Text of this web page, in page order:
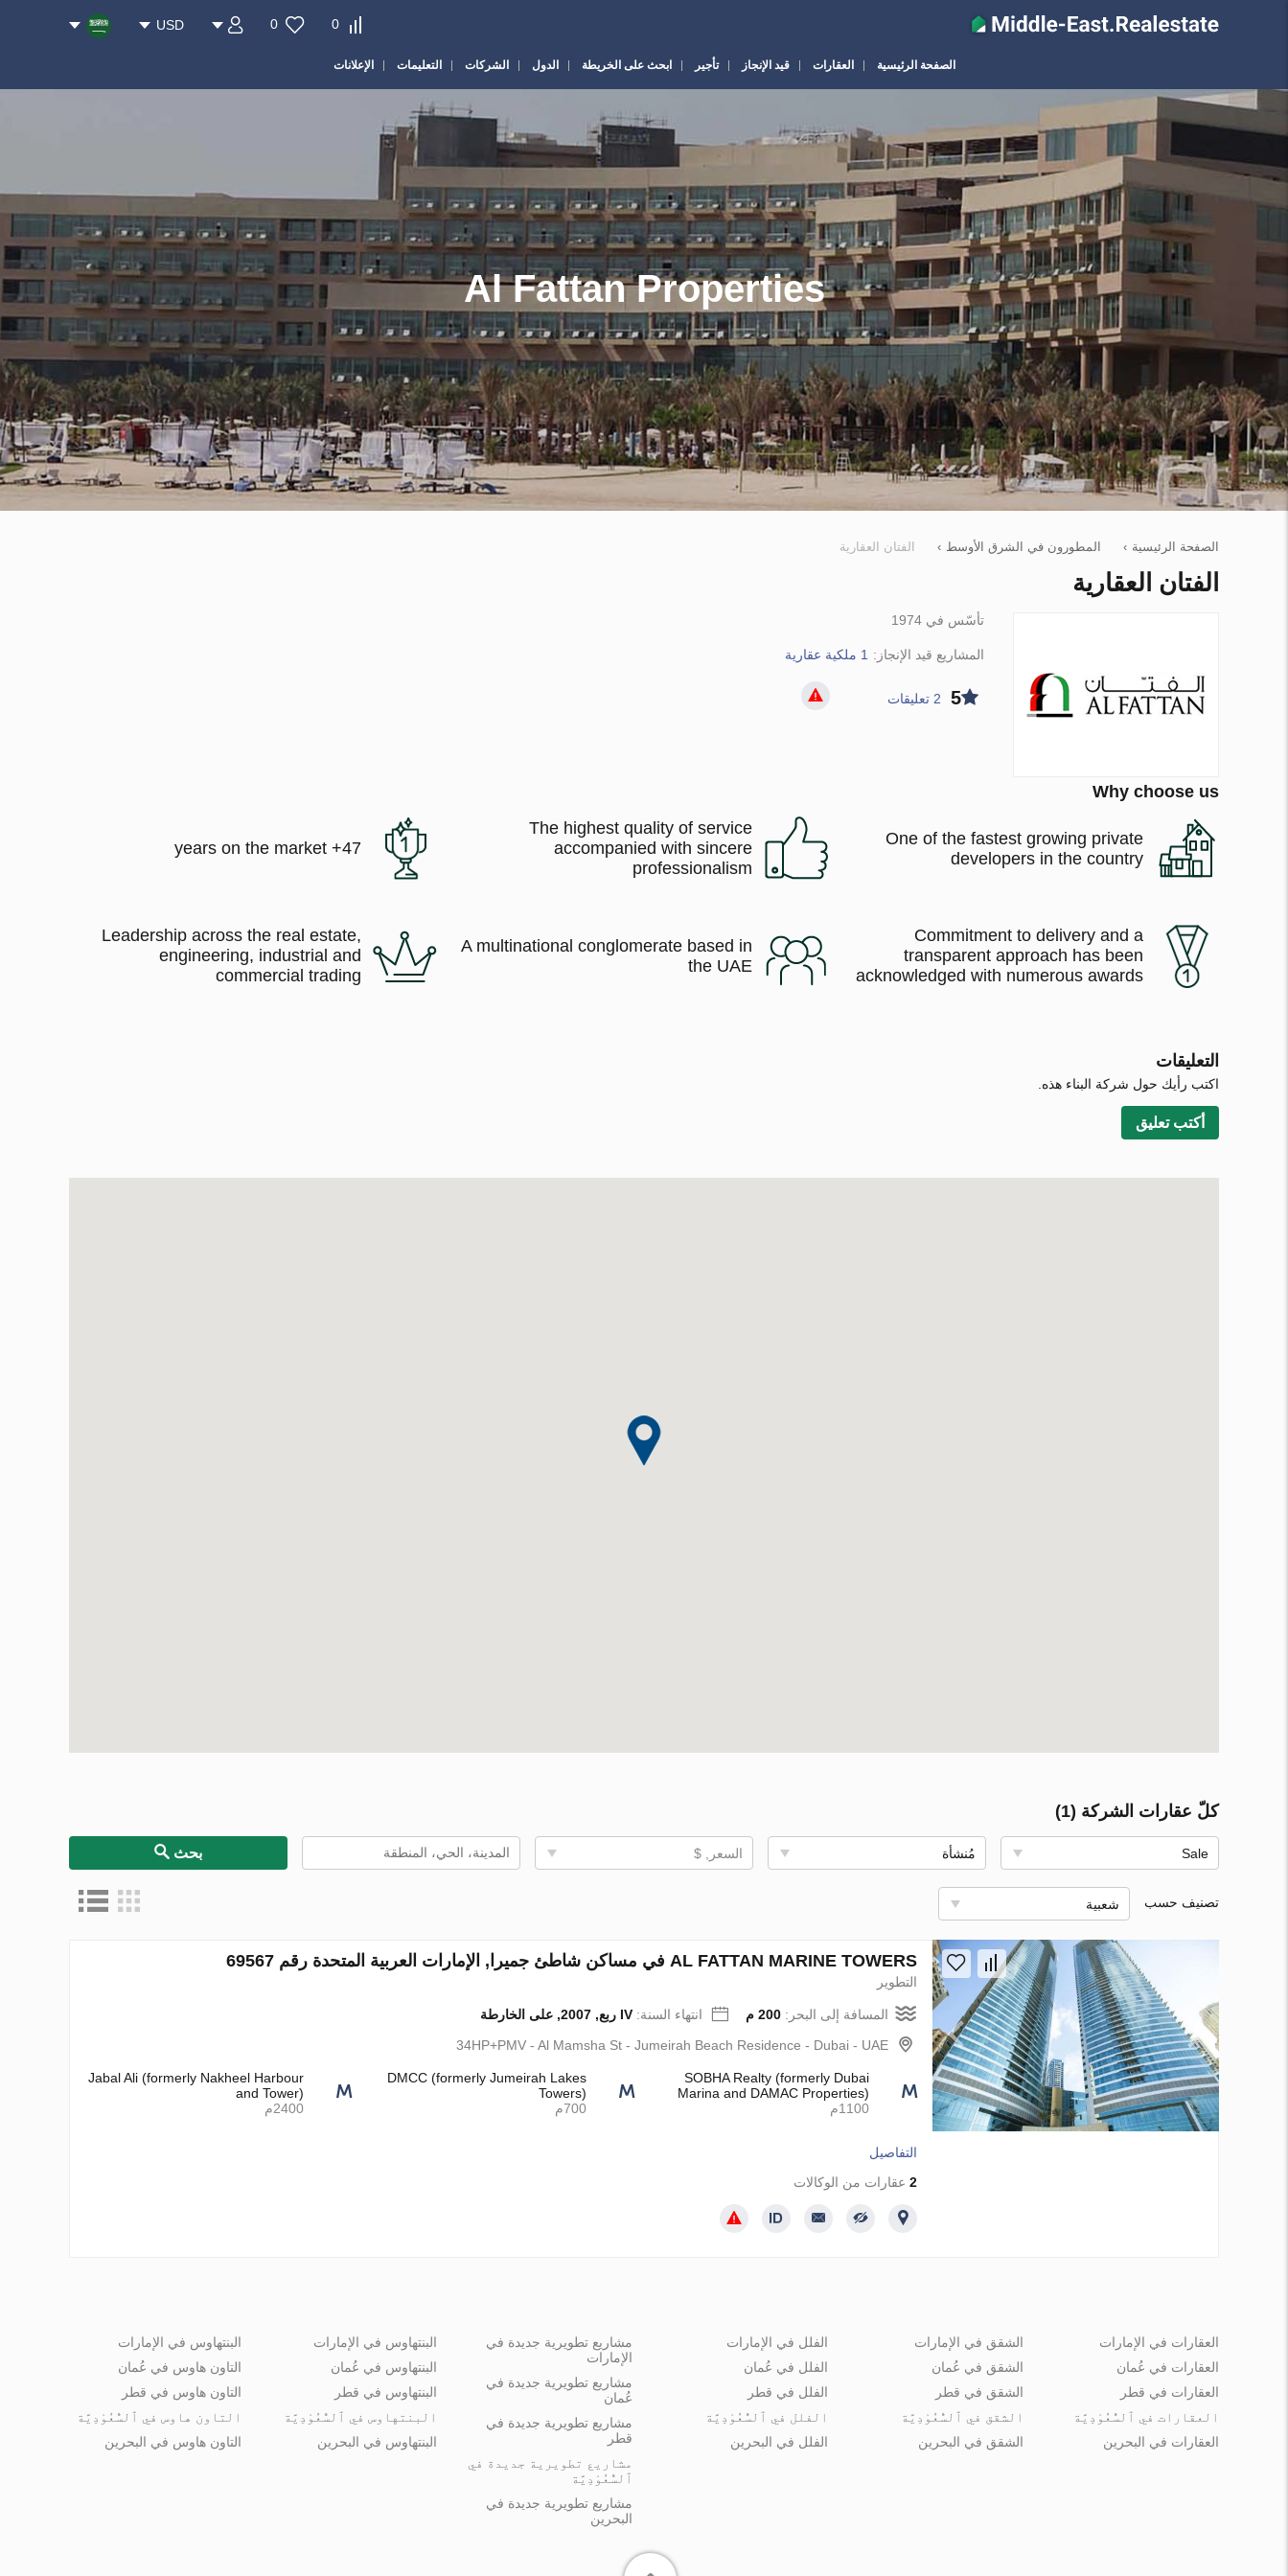
0
0
USD
الصفحة الرئيسية العقارات قيد الإنجاز تأجير ابحث على الخريطة الدول الشركات التعليمات الإعلانات
Al Fattan Properties
الصفحة الرئيسية › المطورون في الشرق الأوسط › الفتان العقارية
الفتان العقارية
تأسّس في 1974
المشاريع قيد الإنجاز: 1 ملكية عقارية
5 2 تعليقات
Why choose us
One of the fastest growing private
developers in the country
The highest quality of service
accompanied with sincere
professionalism
47+ years on the market
Commitment to delivery and a
transparent approach has been
acknowledged with numerous awards
A multinational conglomerate based in
the UAE
Leadership across the real estate,
engineering, industrial and
commercial trading
التعليقات
اكتب رأيك حول شركة البناء هذه.
أكتب تعليق
كلّ عقارات الشركة (1)
Sale مُنشأة السعر, $ بحث
تصنيف حسب شعبية
AL FATTAN MARINE TOWERS في مساكن شاطئ جميرا, الإمارات العربية المتحدة رقم 69567
التطوير
المسافة إلى البحر:200 م انتهاء السنة:IV ربع, 2007, على الخارطة
34HP+PMV - Al Mamsha St - Jumeirah Beach Residence - Dubai - UAE
SOBHA Realty (formerly Dubai
Marina and DAMAC Properties)
1100م
DMCC (formerly Jumeirah Lakes
Towers)
700م
Jabal Ali (formerly Nakheel Harbour
and Tower)
2400م
التفاصيل
2 عقارات من الوكالات
العقارات في الإمارات
العقارات في عُمان
العقارات في قطر
العقارات في ٱلسُّعُوْدِيَّة
العقارات في البحرين
الشقق في الإمارات
الشقق في عُمان
الشقق في قطر
الشقق في ٱلسُّعُوْدِيَّة
الشقق في البحرين
الفلل في الإمارات
الفلل في عُمان
الفلل في قطر
الفلل في ٱلسُّعُوْدِيَّة
الفلل في البحرين
مشاريع تطويرية جديدة في
الإمارات
مشاريع تطويرية جديدة في
عُمان
مشاريع تطويرية جديدة في
قطر
مشاريع تطويرية جديدة في
ٱلسُّعُوْدِيَّة
مشاريع تطويرية جديدة في
البحرين
البنتهاوس في الإمارات
البنتهاوس في عُمان
البنتهاوس في قطر
البنتهاوس في ٱلسُّعُوْدِيَّة
البنتهاوس في البحرين
البنتهاوس في الإمارات
التاون هاوس في عُمان
التاون هاوس في قطر
التاون هاوس في ٱلسُّعُوْدِيَّة
التاون هاوس في البحرين